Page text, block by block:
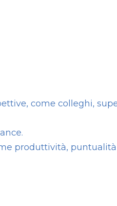
come colleghi,
produttività,